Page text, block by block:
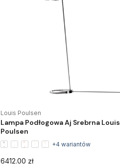
Louis Poulsen
Lampa Podłogowa Aj Srebrna Louis
Poulsen
+4 wariantów
6412.00 zł